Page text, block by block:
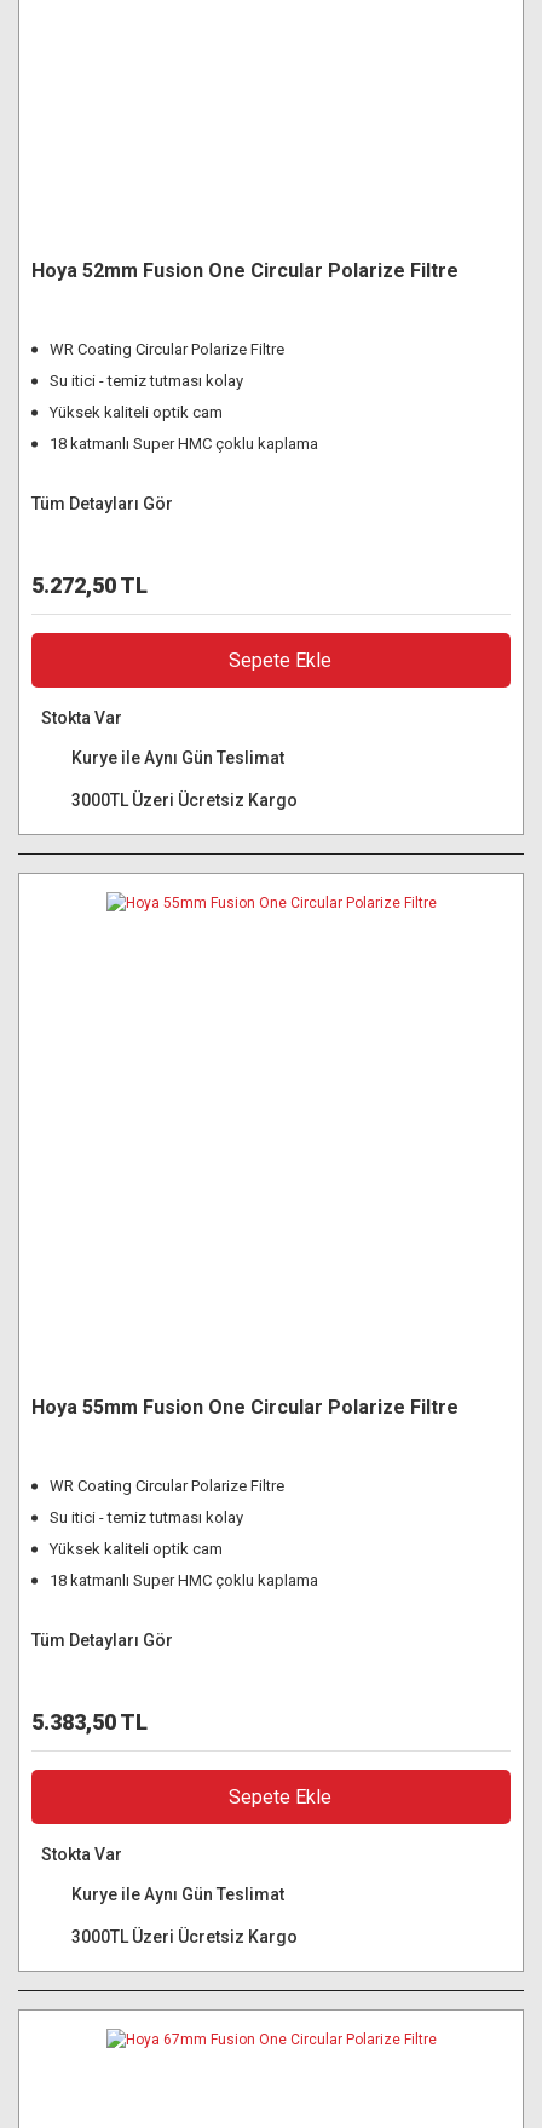
Hoya 52mm Fusion One Circular Polarize Filtre
WR Coating Circular Polarize Filtre
Su itici - temiz tutması kolay
Yüksek kaliteli optik cam
18 katmanlı Super HMC çoklu kaplama
Tüm Detayları Gör
5.272,50 TL
Sepete Ekle
Stokta Var
Kurye ile Aynı Gün Teslimat
3000TL Üzeri Ücretsiz Kargo
Hoya 55mm Fusion One Circular Polarize Filtre
WR Coating Circular Polarize Filtre
Su itici - temiz tutması kolay
Yüksek kaliteli optik cam
18 katmanlı Super HMC çoklu kaplama
Tüm Detayları Gör
5.383,50 TL
Sepete Ekle
Stokta Var
Kurye ile Aynı Gün Teslimat
3000TL Üzeri Ücretsiz Kargo